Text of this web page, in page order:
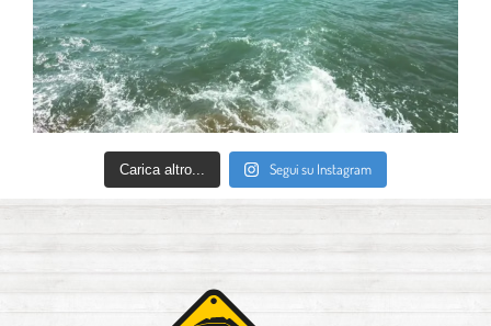
Carica altro... Segui su Instagram